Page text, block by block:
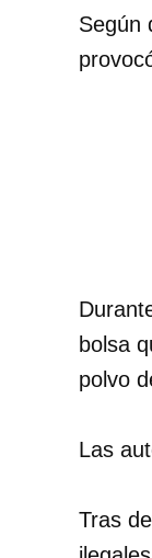
Según
bolsa
polvo
Las
Tras